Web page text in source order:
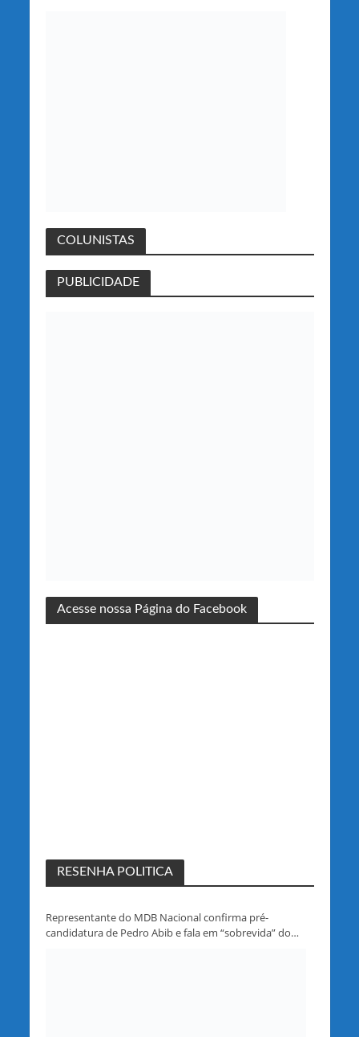
COLUNISTAS
PUBLICIDADE
Acesse nossa Página do Facebook
RESENHA POLITICA
Representante do MDB Nacional confirma pré-
candidatura de Pedro Abib e fala em “sobrevida” do